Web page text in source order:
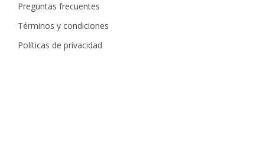
Preguntas frecuentes
Términos y condiciones
Políticas de privacidad